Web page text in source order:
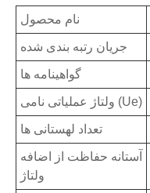
نام محصول
جریان رتبه بندی شده
گواهینامه ها
ولتاژ عملیاتی نامی (Ue)
تعداد لهستانی ها
آستانه حفاظت از اضافه
ولتاژ